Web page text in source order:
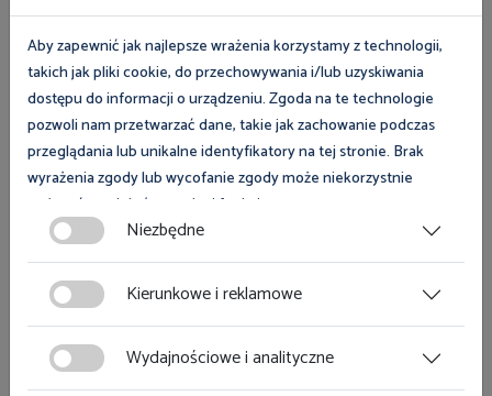
Zobacz magazyn Inspektor Pracy
Zobacz również
Aby zapewnić jak najlepsze wrażenia korzystamy z technologii,
takich jak pliki cookie, do przechowywania i/lub uzyskiwania
dostępu do informacji o urządzeniu. Zgoda na te technologie
pozwoli nam przetwarzać dane, takie jak zachowanie podczas
przeglądania lub unikalne identyfikatory na tej stronie. Brak
wyrażenia zgody lub wycofanie zgody może niekorzystnie
wpłynąć na niektóre cechy i funkcje.
Zgoda na pliki cookies jest dobrowolna i można ją wycofać lub
zmodyfikować w dowolnym momencie klikając w przycisk
ciasteczka w lewym dolnym rogu strony. Więcej informacji
znajdziesz w
Niezbędne
Kierunkowe i reklamowe
Wydajnościowe i analityczne